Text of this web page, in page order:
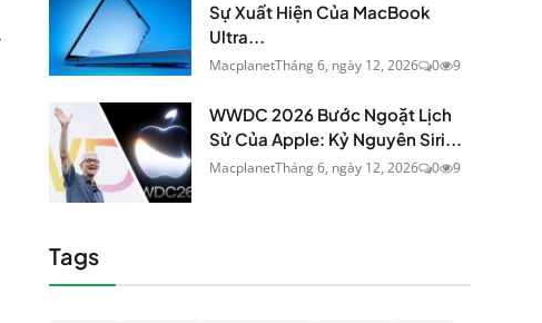
Sự Xuất Hiện Của MacBook
Ultra...
MacplanetTháng 6, ngày 12, 2026 0 9
WWDC 2026 Bước Ngoặt Lịch
Sử Của Apple: Kỷ Nguyên Siri...
MacplanetTháng 6, ngày 12, 2026 0 9
Tags